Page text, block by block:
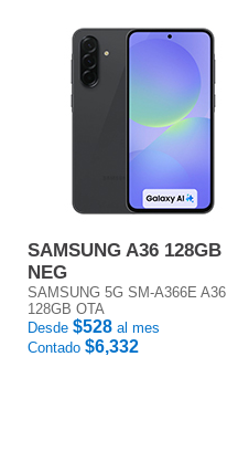
SAMSUNG A36 128GB
NEG
SAMSUNG 5G SM-A366E A36
128GB OTA
Desde $528 al mes
Contado $6,332